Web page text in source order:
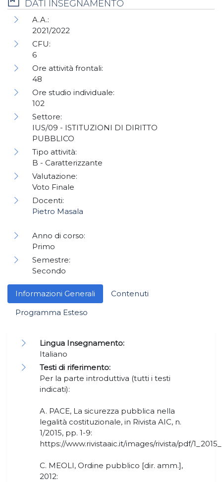
Informazioni Generali
Contenuti
Programma Esteso
Lingua Insegnamento:
Italiano
Testi di riferimento:
Per la parte introduttiva (tutti i testi
indicati):
A. PACE, La sicurezza pubblica nella
legalità costituzionale, in Rivista AIC, n.
1/2015, pp. 1-9:
https://www.rivistaaic.it/images/rivista/pdf/
C. MEOLI, Ordine pubblico [dir. amm.],
2012:
DATI INSEGNAMENTO
A.A.:
2021/2022
CFU:
6
Ore attività frontali:
48
Ore studio individuale:
102
Settore:
IUS/09 - ISTITUZIONI DI DIRITTO
PUBBLICO
Tipo attività:
B - Caratterizzante
Valutazione:
Voto Finale
Docenti:
Pietro Masala
Anno di corso:
Primo
Semestre:
Secondo